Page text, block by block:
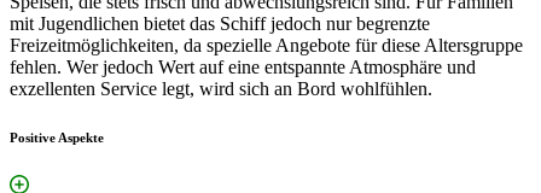
mit Jugendlichen bietet das Schiff jedoch nur begrenzte
Freizeitmöglichkeiten, da spezielle Angebote für diese Altersgruppe
fehlen. Wer jedoch Wert auf eine entspannte Atmosphäre und
exzellenten Service legt, wird sich an Bord wohlfühlen.
Positive Aspekte